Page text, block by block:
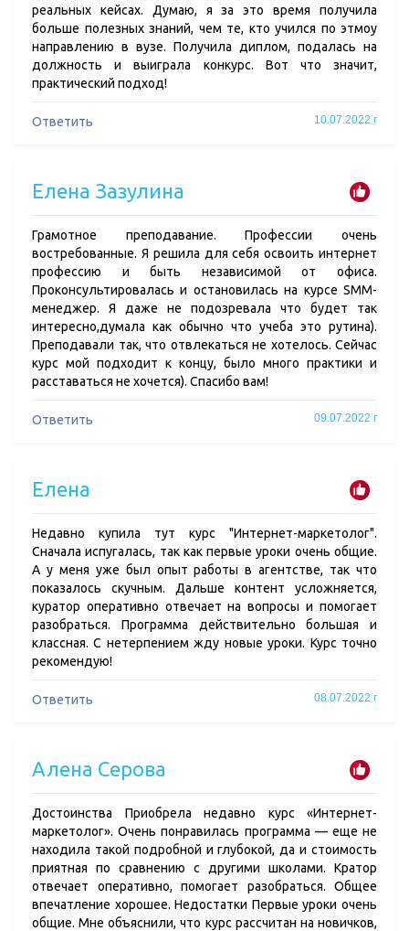
реальных кейсах. Думаю, я за это время получила
больше полезных знаний, чем те, кто учился по этмоу
направлению в вузе. Получила диплом, подалась на
должность и выиграла конкурс. Вот что значит,
практический подход!
Ответить 10.07.2022 г
Елена Зазулина
Грамотное преподавание. Профессии очень
востребованные. Я решила для себя освоить интернет
профессию и быть независимой от офиса.
Проконсультировалась и остановилась на курсе SMM-
менеджер. Я даже не подозревала что будет так
интересно,думала как обычно что учеба это рутина).
Преподавали так, что отвлекаться не хотелось. Сейчас
курс мой подходит к концу, было много практики и
расставаться не хочется). Спасибо вам!
Ответить 09.07.2022 г
Елена
Недавно купила тут курс "Интернет-маркетолог".
Сначала испугалась, так как первые уроки очень общие.
А у меня уже был опыт работы в агентстве, так что
показалось скучным. Дальше контент усложняется,
куратор оперативно отвечает на вопросы и помогает
разобраться. Программа действительно большая и
классная. С нетерпением жду новые уроки. Курс точно
рекомендую!
Ответить 08.07.2022 г
Алена Серова
Достоинства Приобрела недавно курс «Интернет-
маркетолог». Очень понравилась программа — еще не
находила такой подробной и глубокой, да и стоимость
приятная по сравнению с другими школами. Кратор
отвечает оперативно, помогает разобраться. Общее
впечатление хорошее. Недостатки Первые уроки очень
общие. Мне объяснили, что курс рассчитан на новичков,